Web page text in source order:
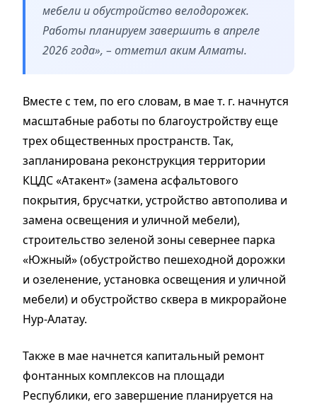
мебели и обустройство велодорожек.
Работы планируем завершить в апреле
2026 года», – отметил аким Алматы.
Вместе с тем, по его словам, в мае т. г. начнутся
масштабные работы по благоустройству еще
трех общественных пространств. Так,
запланирована реконструкция территории
КЦДС «Атакент» (замена асфальтового
покрытия, брусчатки, устройство автополива и
замена освещения и уличной мебели),
строительство зеленой зоны севернее парка
«Южный» (обустройство пешеходной дорожки
и озеленение, установка освещения и уличной
мебели) и обустройство сквера в микрорайоне
Нур-Алатау.
Также в мае начнется капитальный ремонт
фонтанных комплексов на площади
Республики, его завершение планируется на